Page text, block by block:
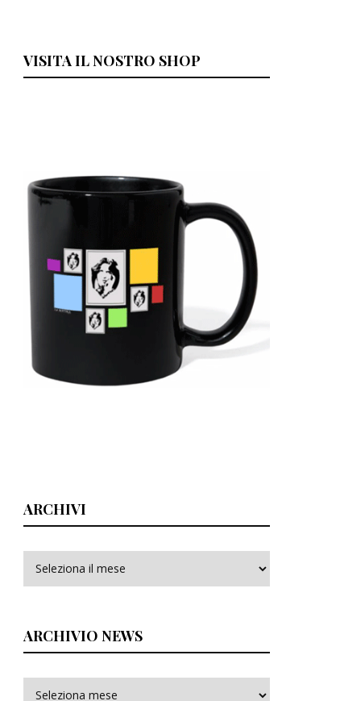
VISITA IL NOSTRO SHOP
ARCHIVI
ARCHIVIO NEWS